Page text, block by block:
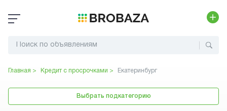
Главная > Кредит с просрочками > Екатеринбург
Выбрать подкатегорию